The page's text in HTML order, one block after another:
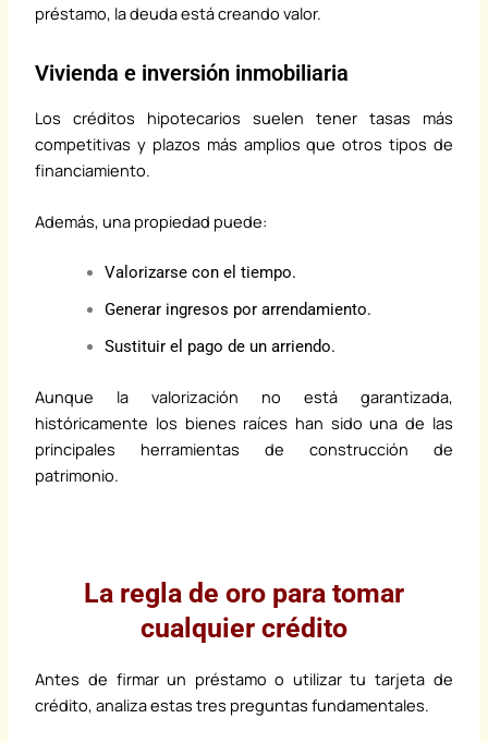
préstamo, la deuda está creando valor.
Vivienda e inversión inmobiliaria
Los créditos hipotecarios suelen tener tasas más
competitivas y plazos más amplios que otros tipos de
financiamiento.
Además, una propiedad puede:
Valorizarse con el tiempo.
Generar ingresos por arrendamiento.
Sustituir el pago de un arriendo.
Aunque la valorización no está garantizada,
históricamente los bienes raíces han sido una de las
principales herramientas de construcción de
patrimonio.
La regla de oro para tomar
cualquier crédito
Antes de firmar un préstamo o utilizar tu tarjeta de
crédito, analiza estas tres preguntas fundamentales.